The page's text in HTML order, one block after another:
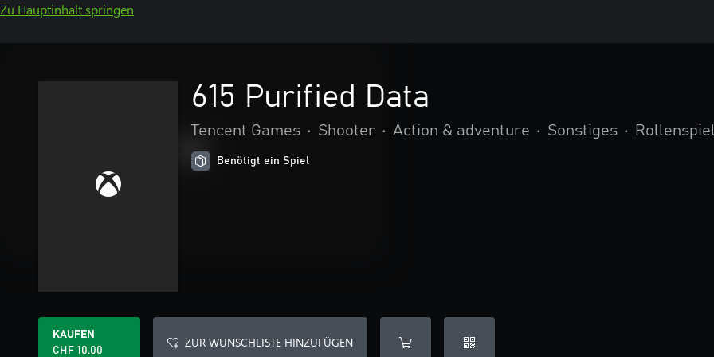
Zu Hauptinhalt springen
615 Purified Data
Tencent Games • Shooter • Action & adventure • Sonstiges •
Benötigt ein Spiel
KAUFEN
CHF 10.00
ZUR WUNSCHLISTE HINZUFÜGEN